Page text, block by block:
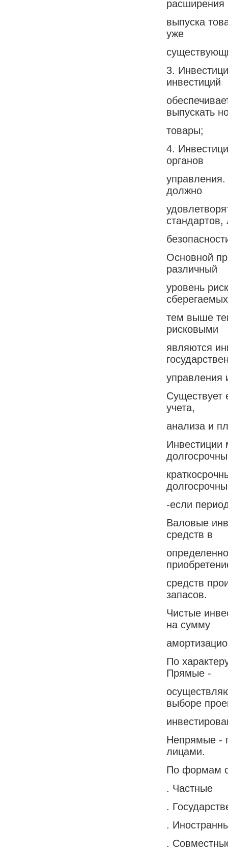
расширения
выпуска
уже
3.
инвестиций
выпускать
товары;
4.
органов
должно
стандартов,
Основной
различный
уровень
тем выше
рисковыми
являются
управления
Существует
учета,
анализа и
Инвестиции
-если
Валовые
средств в
средств
запасов.
Чистые
на сумму
По
Прямые -
выборе
Непрямые -
лицами.
По формам
. Частные
.
.
.